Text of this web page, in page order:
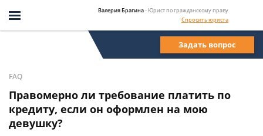
Валерия Брагина- Юрист по гражданскому праву
Спросить юриста
Задать вопрос
FAQ
Правомерно ли требование платить по
кредиту, если он оформлен на мою
девушку?